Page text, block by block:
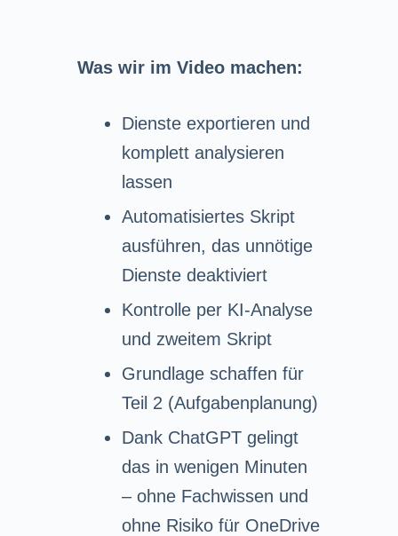
Was wir im Video machen:
Dienste exportieren und
komplett analysieren
lassen
Automatisiertes Skript
ausführen, das unnötige
Dienste deaktiviert
Kontrolle per KI-Analyse
und zweitem Skript
Grundlage schaffen für
Teil 2 (Aufgabenplanung)
Dank ChatGPT gelingt
das in wenigen Minuten
– ohne Fachwissen und
ohne Risiko für OneDrive